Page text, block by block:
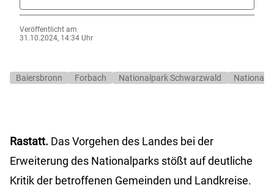
Veröffentlicht am
31.10.2024, 14:34 Uhr
Baiersbronn Forbach Nationalpark Schwarzwald
Rastatt. Das Vorgehen des Landes bei der
Erweiterung des Nationalparks stößt auf deutliche
Kritik der betroffenen Gemeinden und Landkreise.